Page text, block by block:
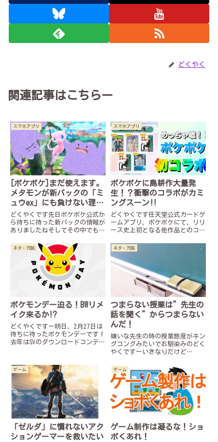
どくやく
関連記事はこちらー
スマホアプリ
[ポケポケ]まだ使えます。
メタモンが新パックの「ミ
ュウex」にも負けない理
由！
どくやくです先日ポケポケ公式か
ら待ちに待った新パックの情報が
ありましたねそしてその中でも特
う、「ミュウex」3エネ技「ゲノ
ムハック」で相手のポケモンの技
を使えるというかなり特殊なポケ
モンです相手のポケモンの技を
スマホアプリ
ポケポケに島耕作大量発
生！？衝撃のコラボがカミ
ングスーン‼︎
どくやくです任天堂公式カードゲ
ームアプリ、ポケポケにて、リリ
ース史上初となる他作品とのコラ
が公式ではないなにかによって発
表されました。記念すべき初コラ
ボは…なんと現在モーニングによ
って連載中の人気漫画島耕作シ
ネタ・冗談
ポケモンデー迫る！BWリメ
イク来るか⁉︎
どくやくですー明日、2月27日は
待ちに待ったポケモンデーです！
去年はSVのダウンロードコンテン
か！！ちなみに余談ですが主はポ
ケモンエアプです本当にすみませ
んいよいよ遂に発表当日！！気に
な...
ネタ・冗談
つまらない授業は”先生の
話を聞く”からつまらない
んだ！
嫌いな先生の時の授業態度がキン
グコングみたいでお馴染みのどく
やくですーいきなりだけど
ことある？ない！？あーじゃあミ
ッション・イン・ポッシブルなら
聞いたことあるんじゃない？そ
そ、あれの主人公とかアクション
とか...
ゲーム
「ゼルダ」に慣れないアク
ションゲーマーを救いたい
ゲーム
ゲーム制作は凝るな！ショ
ボくあれ！